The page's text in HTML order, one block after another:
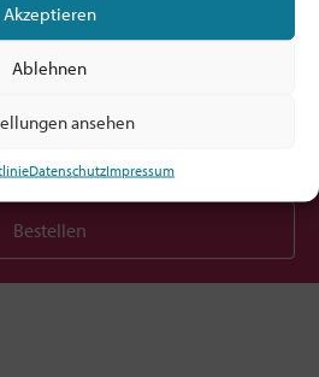
Akzeptieren
Ablehnen
ansehen
DatenschutzImpressum
fx-Newsletter mit
Events,
um Kircheninnovation!
Bestellen